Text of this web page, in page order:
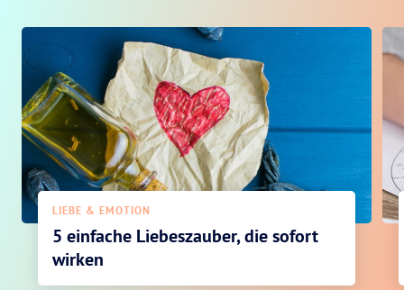
LIEBE & EMOTION
5 einfache Liebeszauber, die sofort
wirken